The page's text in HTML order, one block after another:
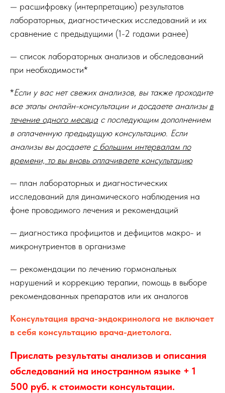
— расшифровку (интерпретацию) результатов
лабораторных, диагностических исследований и их
сравнение с предыдущими (1-2 годами ранее)
— список лабораторных анализов и обследований
при необходимости*
*Если у вас нет свежих анализов, вы также проходите
все этапы онлайн-консультации и досдаете анализы в
течение одного месяцас последующим дополнением
в оплаченную предыдущую консультацию. Если
анализы вы досдаете с большим интервалам по
времени, то вы вновь оплачиваете консультацию
— план лабораторных и диагностических
исследований для динамического наблюдения на
фоне проводимого лечения и рекомендаций
— диагностика профицитов и дефицитов макро- и
микронутриентов в организме
— рекомендации по лечению гормональных
нарушений и коррекцию терапии, помощь в выборе
рекомендованных препаратов или их аналогов
Консультация врача-эндокринолога не включает
в себя консультацию врача-диетолога.
Прислать результаты анализов и описания
обследований на иностранном языке + 1
500 руб. к стоимости консультации.